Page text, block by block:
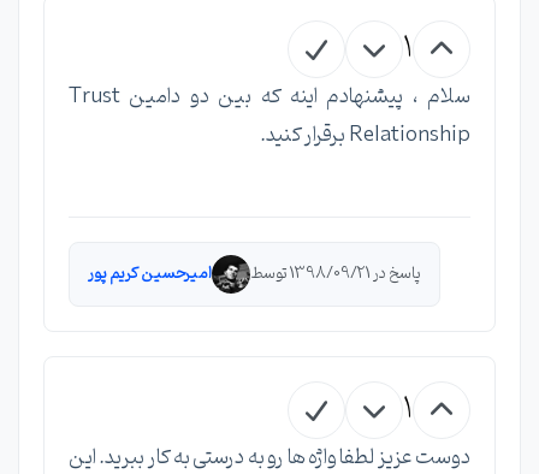
1
سلام ، پیشنهادم اینه که بین دو دامین Trust
Relationship برقرار کنید.
پاسخ در 1398/09/21 توسط امیرحسین کریم پور
1
دوست عزیز لطفا واژه ها رو به درستی به کار ببرید. این